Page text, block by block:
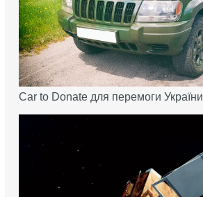
Car to Donate для перемоги України